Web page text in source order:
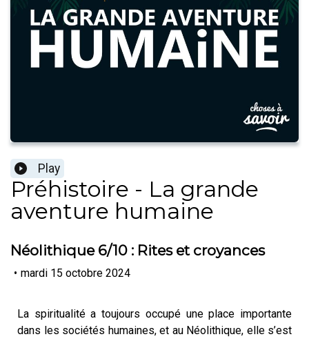
Play
Préhistoire - La grande
aventure humaine
Néolithique 6/10 : Rites et croyances
• mardi 15 octobre 2024
La spiritualité a toujours occupé une place importante
dans les sociétés humaines, et au Néolithique, elle s’est